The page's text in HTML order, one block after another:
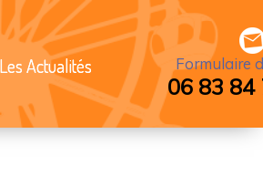
Formulaire
06 83 84
Les Actualités